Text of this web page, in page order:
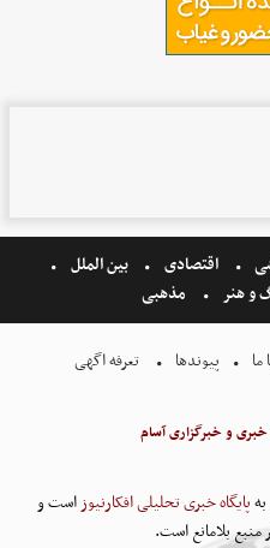
اقتصادی
بین الملل
و هنر مذهبی
پیوندها تعرفه اگهی
و خبرگزاری آسام
پایگاه خبری تحلیلی افکارنیوزاست و
منبع بلامانع است.